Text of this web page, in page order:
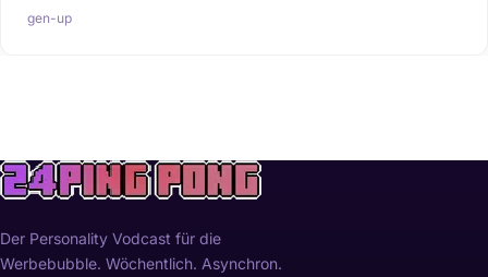
gen-up
Der Personality Vodcast für die
Werbebubble. Wöchentlich. Asynchron.